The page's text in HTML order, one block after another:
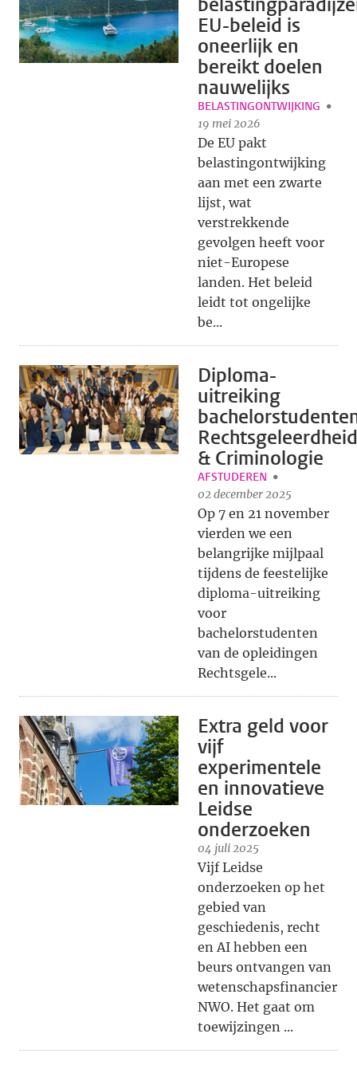
EU-beleid is
oneerlijk en
bereikt doelen
nauwelijks
BELASTINGONTWIJKING
19 mei 2026
De EU pakt
belastingontwijking
aan met een zwarte
lijst, wat
verstrekkende
gevolgen heeft voor
niet-Europese
landen. Het beleid
leidt tot ongelijke
be...
Diploma-
uitreiking
Rechtsgeleerdheid
& Criminologie
AFSTUDEREN
02 december 2025
Op 7 en 21 november
vierden we een
belangrijke mijlpaal
tijdens de feestelijke
diploma-uitreiking
voor
bachelorstudenten
van de opleidingen
Rechtsgele...
Extra geld voor
vijf
experimentele
en innovatieve
Leidse
onderzoeken
04 juli 2025
Vijf Leidse
onderzoeken op het
gebied van
geschiedenis, recht
en AI hebben een
beurs ontvangen van
wetenschapsfinancier
NWO. Het gaat om
toewijzingen ...